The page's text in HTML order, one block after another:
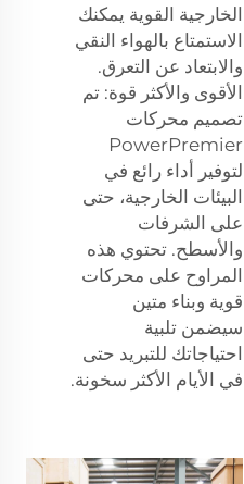
الخارجية القوية يمكنك
الاستمتاع بالهواء النقي
والابتعاد عن التعرق.
الأقوى والأكثر قوة: تم
تصميم محركات
PowerPremier
لتوفير أداء رائع في
البيئات الخارجية، حتى
على الشرفات
والأسطح. تحتوي هذه
المراوح على محركات
قوية وبناء متين
سيضمن تلبية
احتياجاتك للتبريد حتى
في الأيام الأكثر سخونة.